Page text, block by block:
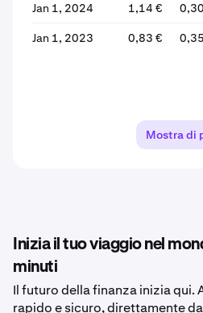
Jan 1, 2024 1,14 €
Jan 1, 2023 0,83 €
Mostra di
Inizia il tuo viaggio nel
minuti
Il futuro della finanza inizia qui.
rapido e sicuro, direttamente